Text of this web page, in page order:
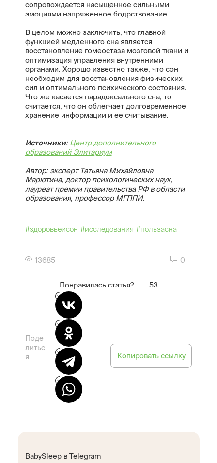
сопровождается насыщенное сильными
эмоциями напряженное бодрствование.
В целом можно заключить, что главной
функцией медленного сна является
восстановление гомеостаза мозговой ткани и
оптимизация управления внутренними
органами. Хорошо известно также, что сон
необходим для восстановления физических
сил и оптимального психического состояния.
Что же касается парадоксального сна, то
считается, что он облегчает долговременное
хранение информации и ее считывание.
Источники: Центр дополнительного
образований Элитариум
Автор: эксперт Taтьянa Михайловна
Mapютинa, доктор психологических наук,
лауреат премии правительства РФ в области
образования, профессор МГППИ.
#здоровьеисон #исследования #пользасна
13685 0
Понравилась статья? 53
Поде
литьс
я
Копировать ссылку
BabySleep в Telegram